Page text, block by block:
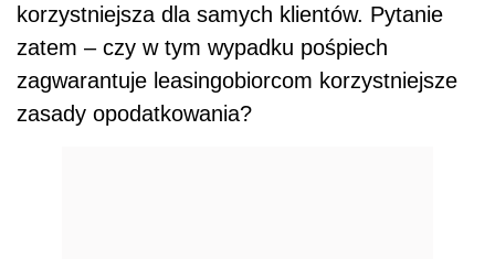
korzystniejsza dla samych klientów. Pytanie
zatem – czy w tym wypadku pośpiech
zagwarantuje leasingobiorcom korzystniejsze
zasady opodatkowania?